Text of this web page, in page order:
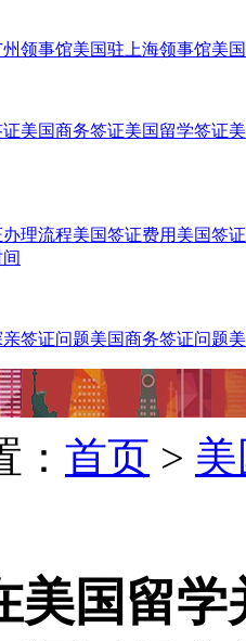
领事馆美国驻上海领事馆美
美国商务签证美国留学签证
理流程美国签证费用 美国签
签证问题美国商务签证问题
首页 >
美国留